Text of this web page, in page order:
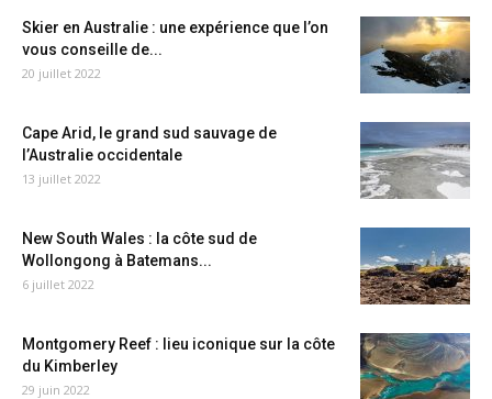
Skier en Australie : une expérience que l’on
vous conseille de...
20 juillet 2022
Cape Arid, le grand sud sauvage de
l’Australie occidentale
13 juillet 2022
New South Wales : la côte sud de
Wollongong à Batemans...
6 juillet 2022
Montgomery Reef : lieu iconique sur la côte
du Kimberley
29 juin 2022